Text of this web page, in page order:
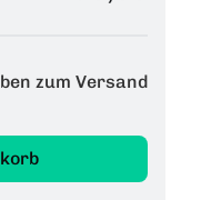
zum Versand